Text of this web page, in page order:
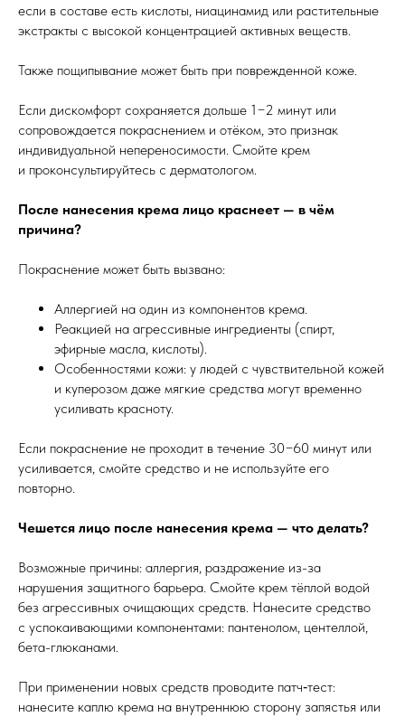
если в составе есть кислоты, ниацинамид или растительные
экстракты с высокой концентрацией активных веществ.
Также пощипывание может быть при поврежденной коже.
Если дискомфорт сохраняется дольше 1−2 минут или
сопровождается покраснением и отёком, это признак
индивидуальной непереносимости. Смойте крем
и проконсультируйтесь с дерматологом.
После нанесения крема лицо краснеет — в чём
причина?
Покраснение может быть вызвано:
Аллергией на один из компонентов крема.
Реакцией на агрессивные ингредиенты (спирт,
эфирные масла, кислоты).
Особенностями кожи: у людей с чувствительной кожей
и куперозом даже мягкие средства могут временно
усиливать красноту.
Если покраснение не проходит в течение 30−60 минут или
усиливается, смойте средство и не используйте его
повторно.
Чешется лицо после нанесения крема — что делать?
Возможные причины: аллергия, раздражение из-за
нарушения защитного барьера. Смойте крем тёплой водой
без агрессивных очищающих средств. Нанесите средство
с успокаивающими компонентами: пантенолом, центеллой,
бета-глюканами.
При применении новых средств проводите патч‑тест:
нанесите каплю крема на внутреннюю сторону запястья или